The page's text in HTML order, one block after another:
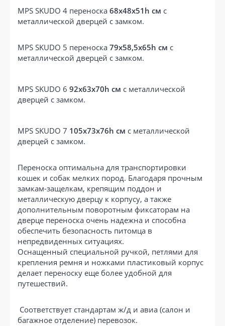
MPS SKUDO 4 переноска 68х48х51h см с
металлической дверцей с замком.
MPS SKUDO 5 переноска 79х58,5х65h см с
металлической дверцей с замком.
MPS SKUDO 6 92х63х70h см с металлической
дверцей с замком.
MPS SKUDO 7 105х73х76h см с металлической
дверцей с замком.
Переноска оптимальна для транспортировки
кошек и собак мелких пород. Благодаря прочным
замкам-защелкам, крепящим поддон и
металлическую дверцу к корпусу, а также
дополнительным поворотным фиксаторам на
дверце переноска очень надежна и способна
обеспечить безопасность питомца в
непредвиденных ситуациях.
Оснащенный специальной ручкой, петлями для
крепления ремня и ножками пластиковый корпус
делает переноску еще более удобной для
путешествий.
Соответствует стандартам ж/д и авиа (салон и
багажное отделение) перевозок.